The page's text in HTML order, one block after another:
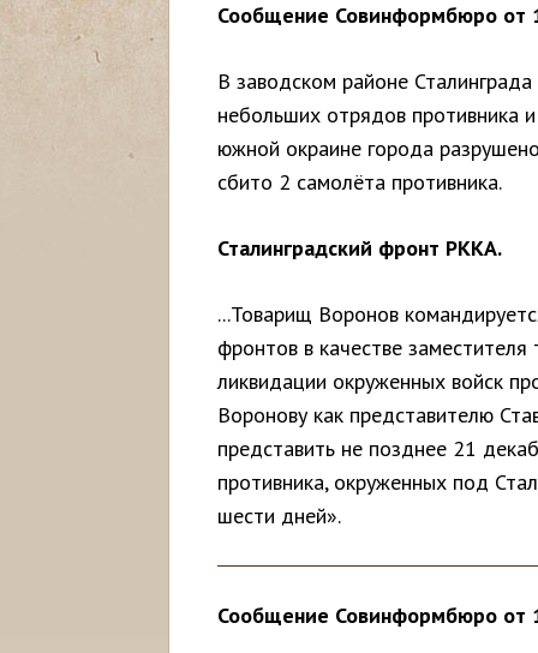
Сообщение Совинформбюро от
В заводском районе
небольших отрядов противника
южной окраине города
сбито 2 самолёта противника.
Сталинградский фронт РККА.
...Товарищ Воронов
фронтов в качестве
ликвидации окруженных войск
Воронову как представителю
представить не позднее 21
противника, окруженных под
шести дней».
Сообщение Совинформбюро от